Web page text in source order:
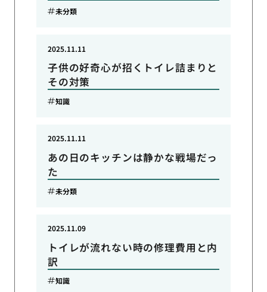
未分類
子供の好奇心が招くトイレ詰まりと
その対策
2025.11.11
知識
あの日のキッチンは静かな戦場だっ
た
2025.11.11
未分類
トイレが流れない時の修理費用と内
訳
2025.11.09
知識